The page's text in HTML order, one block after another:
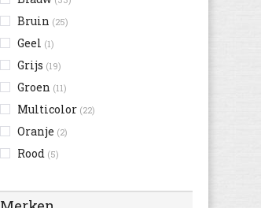
Bruin (25)
Geel (1)
Grijs (19)
Groen (11)
Multicolor (22)
Oranje (2)
Rood (5)
Wit